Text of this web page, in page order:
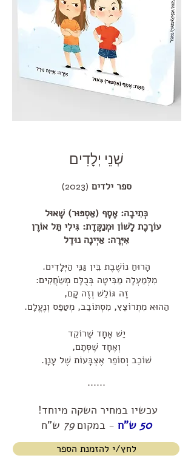
שְׁנֵי יְלָדִים
ספר ילדים (2023)
כְּתִיבָה: אָסָף (אַסְפּוּר) שָׁאוּל
עוֹרֶכֶת לָשׁוֹן וּמְנַקֶּדֶת: גִּילִי תֵּל אוֹרֶן
אִיְּרָה: אַיְינָה נוּדֶל
הָרוּחַ נוֹשֶׁבֶת בֵּין גַּנֵּי הַיְּלָדִים.
מִלְּמַעְלָה מַבִּיטָה בְּכֻלָּם מְשַׂחֲקִים:
זֶה גּוֹלֵשׁ וְזֶה קָם,
הַהוּא מִתְרוֹצֵץ, מִסְתּוֹבֵב, מְטַפֵּס וְנֶעֱלָם.
יֵשׁ אֶחָד שֶׁרוֹקֵד
וְאֶחָד שֶׁסְּתָם,
שׁוֹכֵב וְסוֹפֵר אֶצְבָּעוֹת שֶׁל עָנָן.
......
עכשיו במחיר השקה מיוחד!
50 ש"ח - במקום79 ש"ח
לחץ/י להזמנת הספר